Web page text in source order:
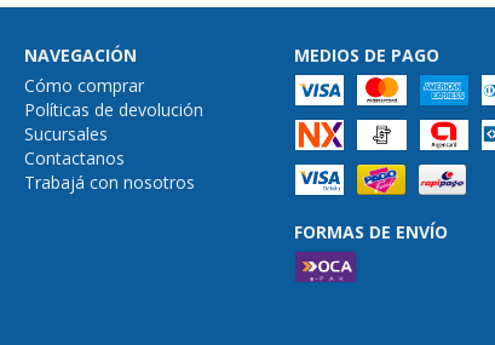
NAVEGACIÓN
Cómo comprar
Políticas de devolución
Sucursales
Contactanos
Trabajá con nosotros
MEDIOS DE PAGO
FORMAS DE ENVÍO